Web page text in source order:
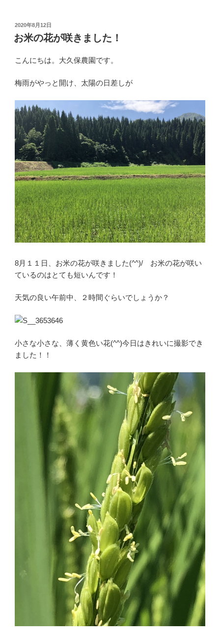
投
稿
日:
2020年8月12日
お米の花が咲きました！
こんにちは。大久保農園です。
梅雨がやっと開け、太陽の日差しが
8月１１日、お米の花が咲きました(^^)/ お米の花が咲い
ているのはとても短いんです！
天気の良い午前中、２時間ぐらいでしょうか？
小さな小さな、薄く黄色い花(^^)今日はきれいに撮影でき
ました！！